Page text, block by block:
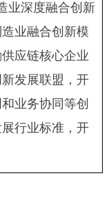
业深度融合创新
业融合创新模
应链核心企业
发展联盟，开
业务协同等创
行业标准，开